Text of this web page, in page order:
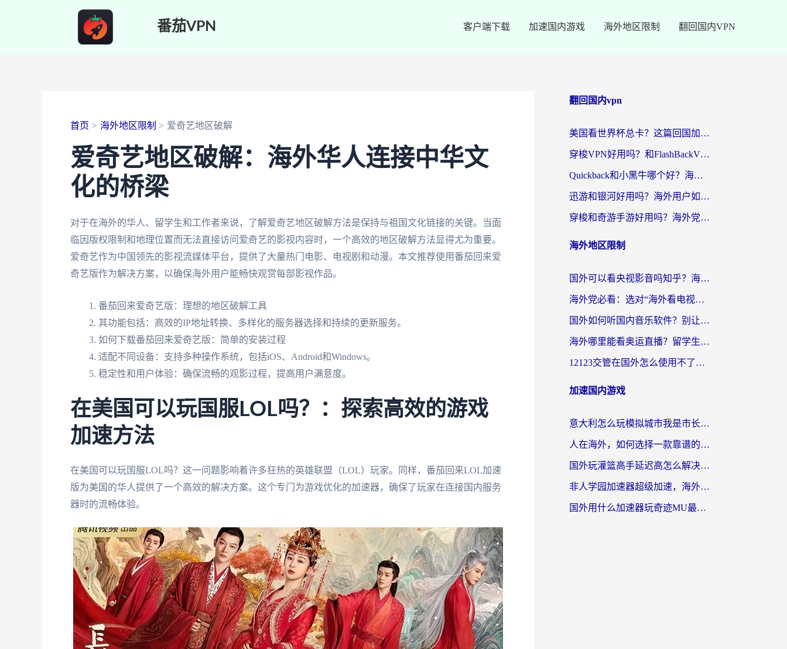
番茄VPN 客户端下载 加速国内游戏 海外地区限制 翻回国内VPN
首页 海外地区限制 爱奇艺地区破解
爱奇艺地区破解：海外华人连接中华文
化的桥梁
对于在海外的华人、留学生和工作者来说，了解爱奇艺地区破解方法是保持与祖国文化链接的关键。当面
临因版权限制和地理位置而无法直接访问爱奇艺的影视内容时，一个高效的地区破解方法显得尤为重要。
爱奇艺作为中国领先的影视流媒体平台，提供了大量热门电影、电视剧和动漫。本文推荐使用番茄回来爱
奇艺版作为解决方案，以确保海外用户能畅快观赏每部影视作品。
番茄回来爱奇艺版：理想的地区破解工具
其功能包括：高效的IP地址转换、多样化的服务器选择和持续的更新服务。
如何下载番茄回来爱奇艺版：简单的安装过程
适配不同设备：支持多种操作系统，包括iOS、Android和Windows。
稳定性和用户体验：确保流畅的观影过程，提高用户满意度。
在美国可以玩国服LOL吗？：探索高效的游戏
加速方法
在美国可以玩国服LOL吗？这一问题影响着许多狂热的英雄联盟（LOL）玩家。同样，番茄回来LOL加速
版为美国的华人提供了一个高效的解决方案。这个专门为游戏优化的加速器，确保了玩家在连接国内服务
器时的流畅体验。
翻回国内vpn
美国看世界杯总卡？这篇回国加速器指南帮你无缝刷国内资源（附苹果手机VPN设置步骤）
穿梭VPN好用吗？和FlashBackVPN对比哪个回国效果更好？
Quickback和小黑牛哪个好？海外党亲测指南，选对回国加速器秒回国内
迅游和银河好用吗？海外用户如何选择回国加速器实现无缝访问国内资源
穿梭和奇游手游好用吗？海外党亲测3款回国加速器，附蜜蜂加速器七天试用攻略
海外地区限制
国外可以看央视影音吗知乎？海外党亲测有效的回国加速方案
海外党必看：选对“海外看电视剧软件”，再也不用愁国内剧刷不了
国外如何听国内音乐软件？别让地域限制，断了你的中文歌单
海外哪里能看奥运直播？留学生&海外华人必看的体育赛事观赛终极指南
12123交管在国外怎么使用不了？海外华人必看的无缝访问国内资源指南
加速国内游戏
意大利怎么玩模拟城市我是市长？海外党国服游戏加速终极攻略（附三国3量子特攻解决办法）
人在海外，如何选择一款靠谱的玩剑灵2加速器？
国外玩灌篮高手延迟高怎么解决？海外玩家国服游戏加速终极指南
非人学园加速器超级加速，海外玩家重返国服的通行证
国外用什么加速器玩奇迹MU最好？2026海外玩家国服游戏加速全攻略